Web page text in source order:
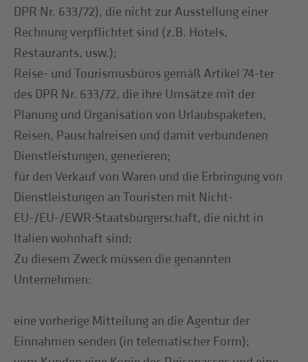
DPR Nr. 633/72), die nicht zur Ausstellung einer
Rechnung verpflichtet sind (z.B. Hotels,
Restaurants, usw.);
Reise- und Tourismusbüros gemäß Artikel 74-ter
des DPR Nr. 633/72, die ihre Umsätze mit der
Planung und Organisation von Urlaubspaketen,
Reisen, Pauschalreisen und damit verbundenen
Dienstleistungen, generieren;
für den Verkauf von Waren und die Erbringung von
Dienstleistungen an Touristen mit Nicht-
EU-/EU-/EWR-Staatsbürgerschaft, die nicht in
Italien wohnhaft sind;
Zu diesem Zweck müssen die genannten
Unternehmen:
eine vorherige Mitteilung an die Agentur der
Einnahmen senden (in telematischer Form);